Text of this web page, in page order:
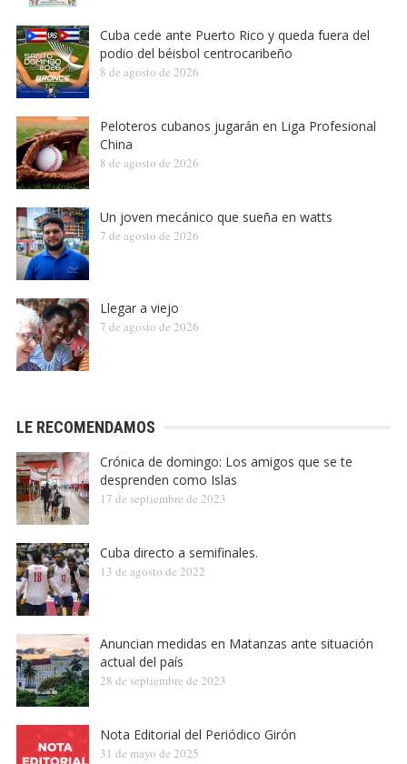
Cuba cede ante Puerto Rico y queda fuera del
podio del béisbol centrocaribeño
8 de agosto de 2026
Peloteros cubanos jugarán en Liga Profesional
China
8 de agosto de 2026
Un joven mecánico que sueña en watts
7 de agosto de 2026
Llegar a viejo
7 de agosto de 2026
LE RECOMENDAMOS
Crónica de domingo: Los amigos que se te
desprenden como Islas
17 de septiembre de 2023
Cuba directo a semifinales.
13 de agosto de 2022
Anuncian medidas en Matanzas ante situación
actual del país
28 de septiembre de 2023
Nota Editorial del Periódico Girón
31 de mayo de 2025